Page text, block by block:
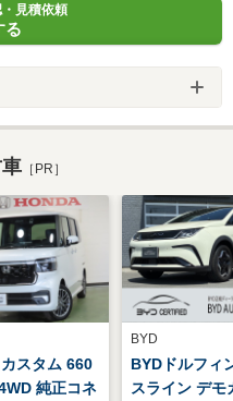
見積依頼
る
［PR］
スタム 660
純正コネ
BYD
BYDドルフィ
スライン デ